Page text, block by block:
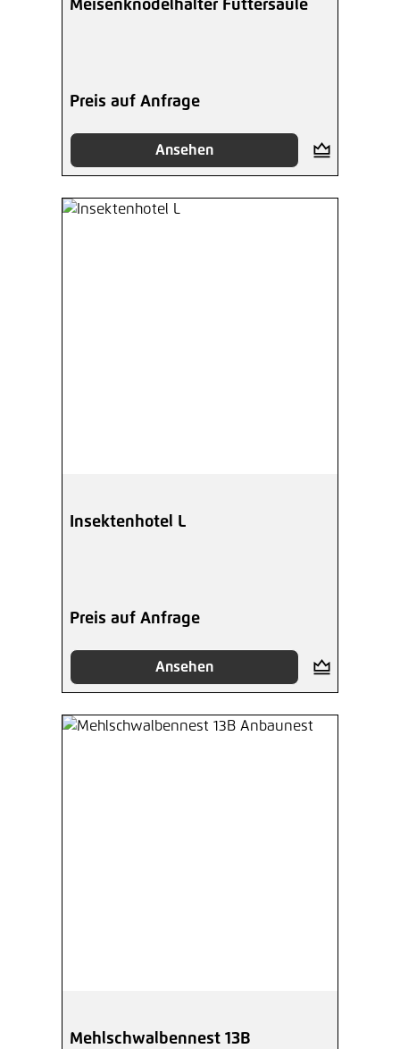
Meisenknödelhalter Futtersäule
Preis auf Anfrage
Ansehen
Insektenhotel L
Preis auf Anfrage
Ansehen
Mehlschwalbennest 13B